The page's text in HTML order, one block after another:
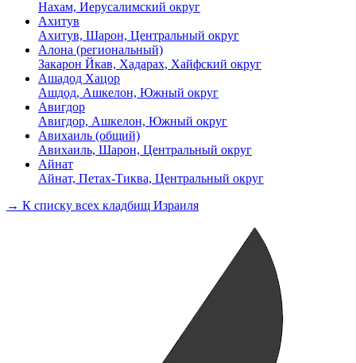
Нахам, Иерусалимский округ
Ахитув
Ахитув, Шарон, Центральный округ
Алона (региональный)
Закарон Йкав, Хадарах, Хайфский округ
Ашадод Хацор
Ашдод, Ашкелон, Южный округ
Авигдор
Авигдор, Ашкелон, Южный округ
Авихаиль (общий)
Авихаиль, Шарон, Центральный округ
Айнат
Айнат, Петах-Тиква, Центральный округ
→ К списку всех кладбищ Израиля